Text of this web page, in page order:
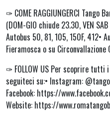
✑ COME RAGGIUNGERCI Tango
(DOM-GIO chiude 23.30, VEN
Autobus 50, 81, 105, 150F, 412•
Fieramosca o su Circonvallazione
✑ FOLLOW US Per scoprire tutti
seguiteci su:• Instagram:
Facebook: https://
Website: https://